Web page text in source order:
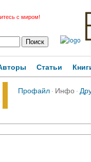
с миром!
Статьи
Профайл· Инфо·